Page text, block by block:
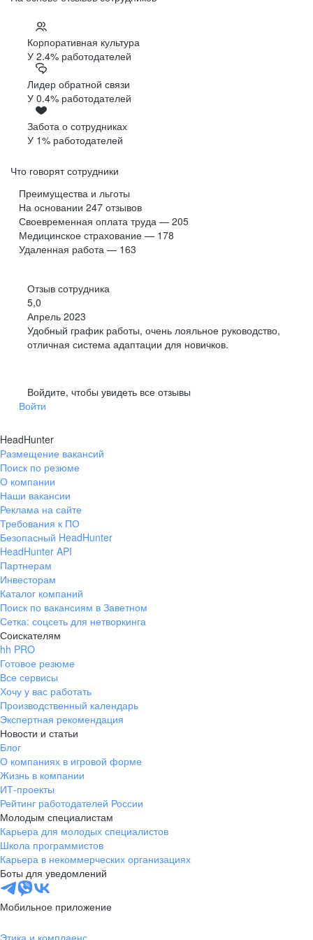
Корпоративная культура
У 2.4% работодателей
Лидер обратной связи
У 0.4% работодателей
Забота о сотрудниках
У 1% работодателей
Что говорят сотрудники
Преимущества и льготы
На основании 247 отзывов
Своевременная оплата труда — 205
Медицинское страхование — 178
Удаленная работа — 163
Отзыв сотрудника
5,0
Апрель 2023
Удобный график работы, очень лояльное руководство,
отличная система адаптации для новичков.
Войдите, чтобы увидеть все отзывы
Войти
HeadHunter
Размещение вакансий
Поиск по резюме
О компании
Наши вакансии
Реклама на сайте
Требования к ПО
Безопасный HeadHunter
HeadHunter API
Партнерам
Инвесторам
Каталог компаний
Поиск по вакансиям в Заветном
Сетка: соцсеть для нетворкинга
Соискателям
hh PRO
Готовое резюме
Все сервисы
Хочу у вас работать
Производственный календарь
Экспертная рекомендация
Новости и статьи
Блог
О компаниях в игровой форме
Жизнь в компании
ИТ-проекты
Рейтинг работодателей России
Молодым специалистам
Карьера для молодых специалистов
Школа программистов
Карьера в некоммерческих организациях
Боты для уведомлений
Мобильное приложение